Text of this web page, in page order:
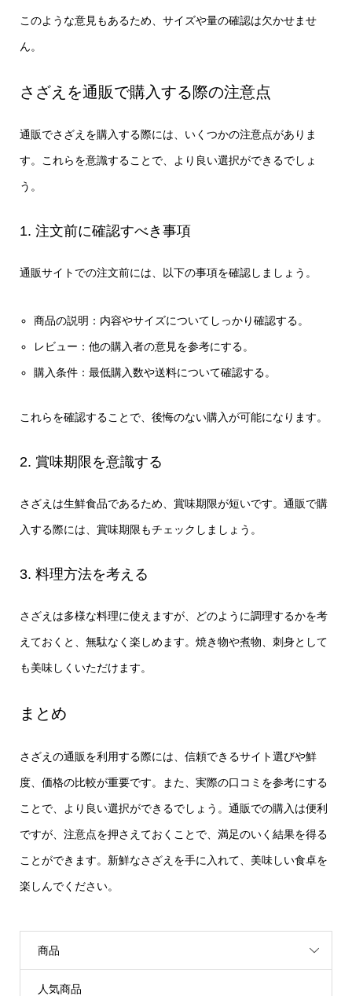
このような意見もあるため、サイズや量の確認は欠かせませ
ん。
さざえを通販で購入する際の注意点
通販でさざえを購入する際には、いくつかの注意点がありま
す。これらを意識することで、より良い選択ができるでしょ
う。
1. 注文前に確認すべき事項
通販サイトでの注文前には、以下の事項を確認しましょう。
商品の説明：内容やサイズについてしっかり確認する。
レビュー：他の購入者の意見を参考にする。
購入条件：最低購入数や送料について確認する。
これらを確認することで、後悔のない購入が可能になります。
2. 賞味期限を意識する
さざえは生鮮食品であるため、賞味期限が短いです。通販で購
入する際には、賞味期限もチェックしましょう。
3. 料理方法を考える
さざえは多様な料理に使えますが、どのように調理するかを考
えておくと、無駄なく楽しめます。焼き物や煮物、刺身として
も美味しくいただけます。
まとめ
さざえの通販を利用する際には、信頼できるサイト選びや鮮
度、価格の比較が重要です。また、実際の口コミを参考にする
ことで、より良い選択ができるでしょう。通販での購入は便利
ですが、注意点を押さえておくことで、満足のいく結果を得る
ことができます。新鮮なさざえを手に入れて、美味しい食卓を
楽しんでください。
商品
人気商品